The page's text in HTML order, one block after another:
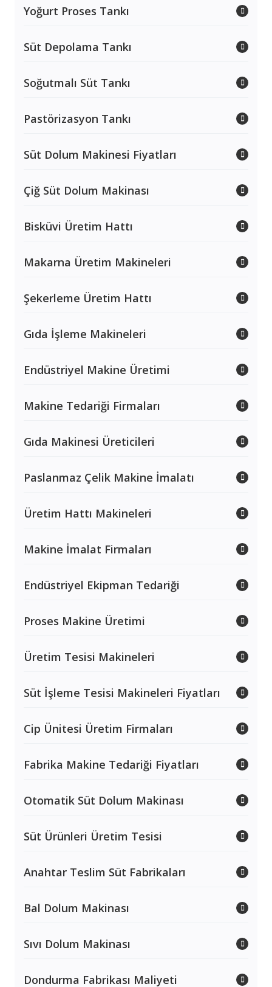
Yoğurt Proses Tankı
Süt Depolama Tankı
Soğutmalı Süt Tankı
Pastörizasyon Tankı
Süt Dolum Makinesi Fiyatları
Çiğ Süt Dolum Makinası
Bisküvi Üretim Hattı
Makarna Üretim Makineleri
Şekerleme Üretim Hattı
Gıda İşleme Makineleri
Endüstriyel Makine Üretimi
Makine Tedariği Firmaları
Gıda Makinesi Üreticileri
Paslanmaz Çelik Makine İmalatı
Üretim Hattı Makineleri
Makine İmalat Firmaları
Endüstriyel Ekipman Tedariği
Proses Makine Üretimi
Üretim Tesisi Makineleri
Süt İşleme Tesisi Makineleri Fiyatları
Cip Ünitesi Üretim Firmaları
Fabrika Makine Tedariği Fiyatları
Otomatik Süt Dolum Makinası
Süt Ürünleri Üretim Tesisi
Anahtar Teslim Süt Fabrikaları
Bal Dolum Makinası
Sıvı Dolum Makinası
Dondurma Fabrikası Maliyeti